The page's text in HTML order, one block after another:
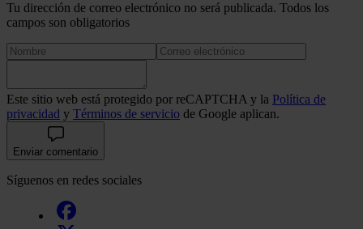
Tu dirección de correo electrónico no será publicada. Todos los
campos son obligatorios
Este sitio web está protegido por reCAPTCHA y la Política de
privacidad y Términos de servicio de Google aplican.
Enviar comentario
Síguenos en redes sociales